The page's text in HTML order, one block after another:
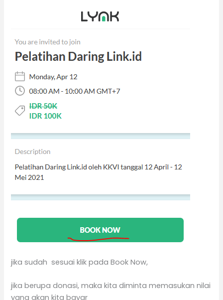
jika sudah sesuai klik pada Book Now,
jika berupa donasi, maka kita diminta memasukan nilai
yang akan kita bayar